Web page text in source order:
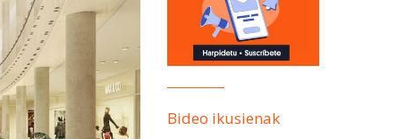
Bideo ikusienak